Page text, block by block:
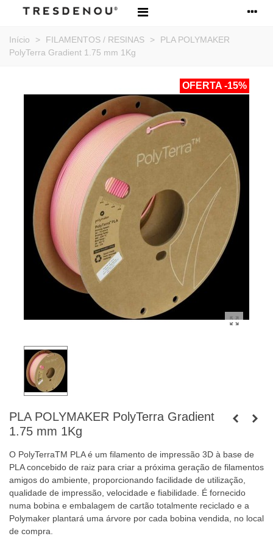
Início > FILAMENTOS / RESINAS >
PLA POLYMAKER
PolyTerra Gradient 1.75 mm 1Kg
OFERTA -15%
PLA POLYMAKER PolyTerra Gradient
1.75 mm 1Kg
O PolyTerraTM PLA é um filamento de impressão 3D à base de
PLA concebido de raiz para criar a próxima geração de filamentos
amigos do ambiente, proporcionando facilidade de utilização,
qualidade de impressão, velocidade e fiabilidade. É fornecido
numa bobina e embalagem de cartão totalmente reciclado e a
Polymaker plantará uma árvore por cada bobina vendida, no local
de compra.